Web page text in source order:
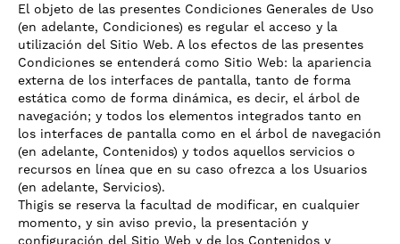
El objeto de las presentes Condiciones Generales de Uso
(en adelante, Condiciones) es regular el acceso y la
utilización del Sitio Web. A los efectos de las presentes
Condiciones se entenderá como Sitio Web: la apariencia
externa de los interfaces de pantalla, tanto de forma
estática como de forma dinámica, es decir, el árbol de
navegación; y todos los elementos integrados tanto en
los interfaces de pantalla como en el árbol de navegación
(en adelante, Contenidos) y todos aquellos servicios o
recursos en línea que en su caso ofrezca a los Usuarios
(en adelante, Servicios).
Thigis se reserva la facultad de modificar, en cualquier
momento, y sin aviso previo, la presentación y